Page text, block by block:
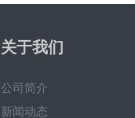
关于我们
公司简介
新闻动态